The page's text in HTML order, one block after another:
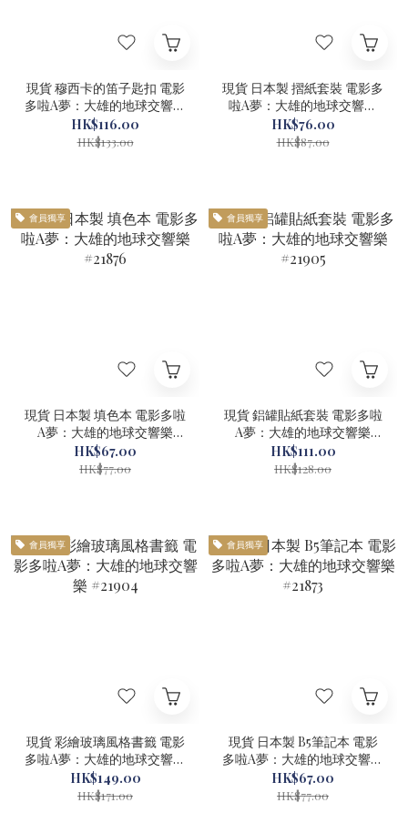
現貨 穆西卡的笛子匙扣 電影
多啦A夢：大雄的地球交響樂
#21908
HK$116.00
HK$133.00
現貨 日本製 摺紙套裝 電影多
啦A夢：大雄的地球交響樂
#21877
HK$76.00
HK$87.00
會員獨享
現貨 日本製 填色本 電影多啦
A夢：大雄的地球交響樂
#21876
HK$67.00
HK$77.00
會員獨享
現貨 鋁罐貼紙套裝 電影多啦
A夢：大雄的地球交響樂
#21905
HK$111.00
HK$128.00
會員獨享
現貨 彩繪玻璃風格書籤 電影
多啦A夢：大雄的地球交響樂
#21904
HK$149.00
HK$171.00
會員獨享
現貨 日本製 B5筆記本 電影
多啦A夢：大雄的地球交響樂
#21873
HK$67.00
HK$77.00